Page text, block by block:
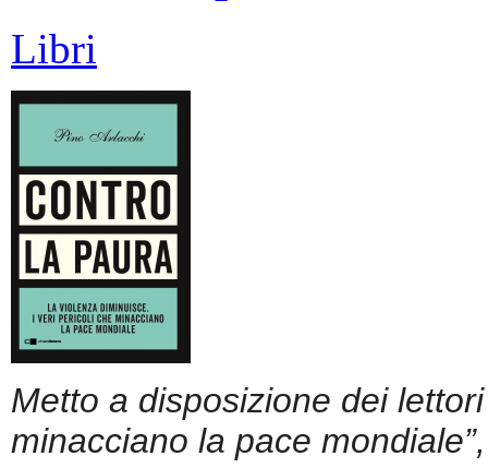
Libri
Metto a disposizione dei
minacciano la pace